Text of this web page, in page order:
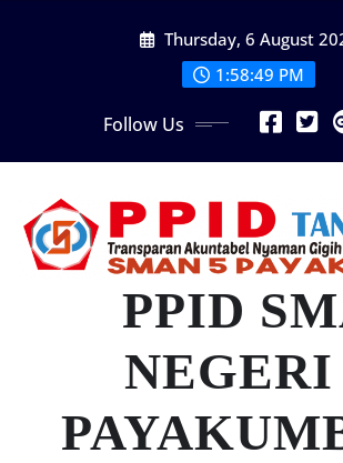
Thursday, 6 August
1:58:50 PM
Follow Us
PPID
NEGERI